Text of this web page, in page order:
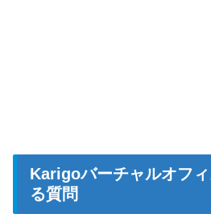
Karigoバーチャルオフ
る質問